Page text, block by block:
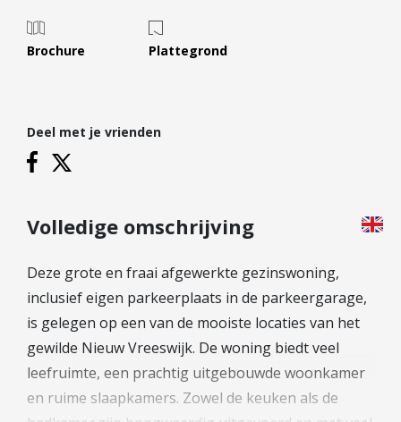
Hypotheek verhogen
Duurzame hypotheek
Contact
Over Ons
Ons Team
Vacatures
FAQ
Blog
Brochure Plattegrond
Deel met je vrienden
Volledige omschrijving
Deze grote en fraai afgewerkte gezinswoning,
inclusief eigen parkeerplaats in de parkeergarage,
is gelegen op een van de mooiste locaties van het
gewilde Nieuw Vreeswijk. De woning biedt veel
leefruimte, een prachtig uitgebouwde woonkamer
en ruime slaapkamers. Zowel de keuken als de